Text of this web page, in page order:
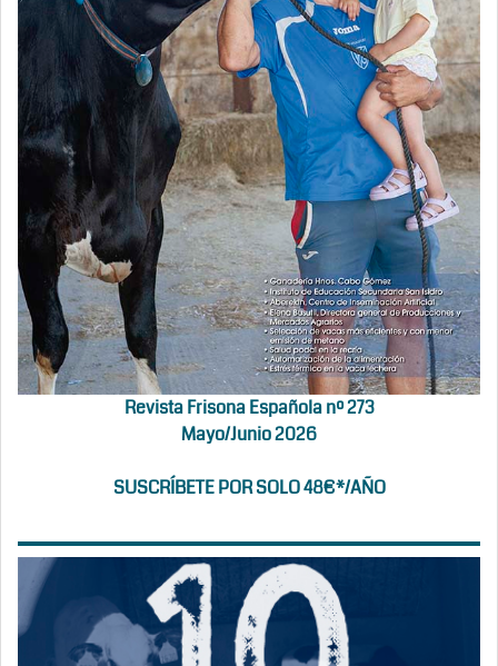
Revista Frisona Española nº 273
Mayo/Junio 2026
SUSCRÍBETE POR SOLO 48€*/AÑO